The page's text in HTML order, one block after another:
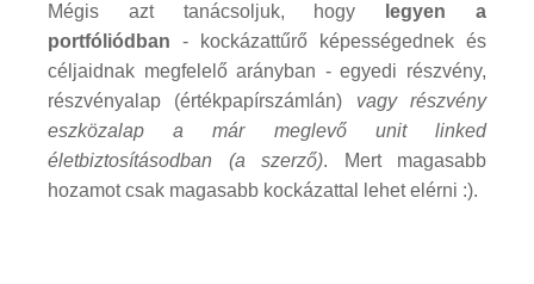
Mégis azt tanácsoljuk, hogy
legyen a
portfóliódban - kockázattűrő képességednek és
céljaidnak megfelelő arányban - egyedi részvény,
részvényalap (értékpapírszámlán) vagy részvény
eszközalap a már meglevő unit linked
életbiztosításodban (a szerző). Mert magasabb
hozamot csak magasabb kockázattal lehet elérni :).